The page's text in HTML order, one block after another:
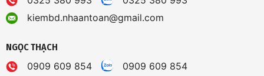
kiembd.nhaantoan@gmail.com
NGỌC THẠCH
0909 609 854
0909 609 854